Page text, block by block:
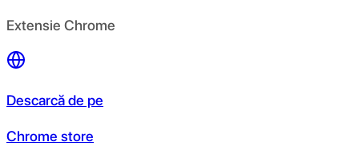
Extensie Chrome
Descarcă de pe
Chrome store